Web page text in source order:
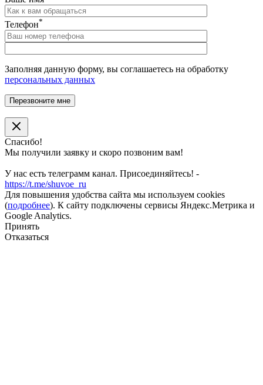
Телефон*
Заполняя данную форму, вы соглашаетесь на обработку
персональных данных
Спасибо!
Мы получили заявку и скоро позвоним вам!
У нас есть телеграмм канал. Присоединяйтесь! -
https://t.me/shuvoe_ru
Для повышения удобства сайта мы используем cookies
(подробнее). К сайту подключены сервисы Яндекс.Метрика и
Google Analytics.
Принять
Отказаться